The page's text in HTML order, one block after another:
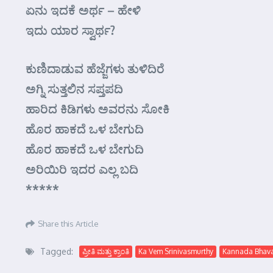
ಏನು ಇದಕೆ ಅರ್ಥ – ಹೇಳಿ
ಇದು ಯಾರ ಸ್ವಾರ್ಥ?
ಕುಣಿದಾಡುವ ಹೆಜ್ಜೆಗಳು ತುಳಿದಿರೆ
ಅಗ್ನಿ ಸುತ್ತಲಿನ ಸಪ್ತಪದಿ
ಹಾರಿದ ಕಿಡಿಗಳು ಅವರನು ಸೋಕಿ
ಹೊರ ಹಾಕದೆ ಒಳ ಬೇಗುದಿ
ಹೊರ ಹಾಕದೆ ಒಳ ಬೇಗುದಿ
ಅರಿಯಿರಿ ಇದರ ಎಲ್ಲ ಬದಿ
*****
Share this Article
Tagged: ಪ್ರೀತಿ ಮತ್ತು ಕ್ರಾಂತಿ Ka Vem Srinivasmurthy Kannada